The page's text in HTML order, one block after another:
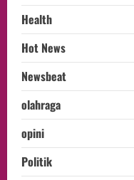
Health
Hot News
Newsbeat
olahraga
opini
Politik